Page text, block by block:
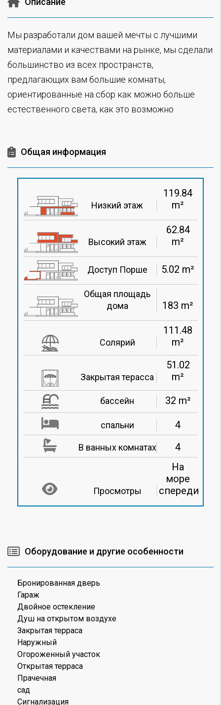
Мы разработали дом вашей мечты с лучшими
материалами и качествами на рынке, мы сделали
большинство из всех пространств,
предлагающих вам большие комнаты,
ориентированные на сбор как можно больше
естественного света, как это возможно
Общая информация
Низкий этаж
119.84
m²
Высокий этаж
62.84
m²
Доступ Порше 5.02 m²
Общая площадь
дома
183 m²
Солярий
111.48
m²
Закрытая терасса
51.02
m²
бассейн 32 m²
спальни 4
В ванных комнатах 4
Просмотры
На
море
спереди
Оборудование и другие особенности
Бронированная дверь
Гараж
Двойное остекление
Душ на открытом воздухе
Закрытая терраса
Наружный
Огороженный участок
Открытая терраса
Прачечная
сад
Сигнализация